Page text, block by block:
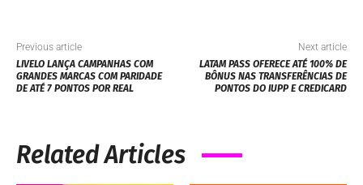
Previous article
LIVELO LANÇA CAMPANHAS COM
GRANDES MARCAS COM PARIDADE
DE ATÉ 7 PONTOS POR REAL
Next article
LATAM PASS OFERECE ATÉ 100% DE
BÔNUS NAS TRANSFERÊNCIAS DE
PONTOS DO IUPP E CREDICARD
Related Articles